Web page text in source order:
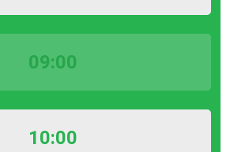
09:00
10:00